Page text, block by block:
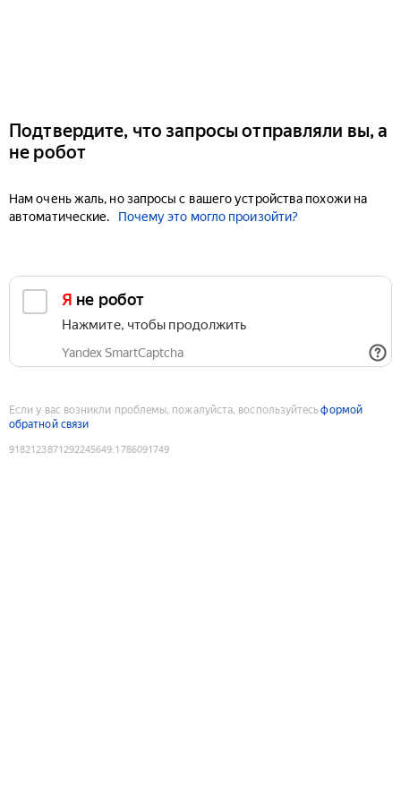
Подтвердите, что запросы отправляли вы, а
не робот
Нам очень жаль, но запросы с вашего устройства похожи на
автоматические.
Почему это могло произойти?
Я не робот
Нажмите, чтобы продолжить
Yandex SmartCaptcha
Если у вас возникли проблемы, пожалуйста, воспользуйтесьформой
обратной связи
9182123871292245649:1786091749